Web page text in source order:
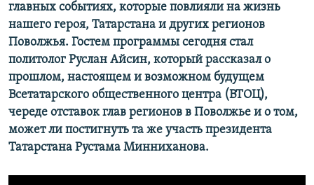
Все сайты РСЕ/РС
главных событиях, которые повлияли на жизнь
нашего героя, Татарстана и других регионов
Поволжья. Гостем программы сегодня стал
политолог Руслан Айсин, который рассказал о
прошлом, настоящем и возможном будущем
Всетатарского общественного центра (ВТОЦ),
череде отставок глав регионов в Поволжье и о том,
может ли постигнуть та же участь президента
Татарстана Рустама Минниханова.